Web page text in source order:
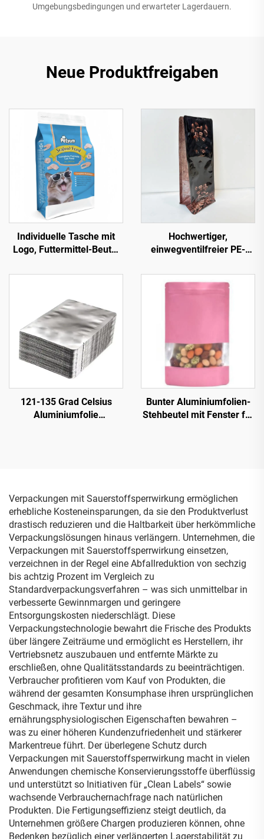
Umgebungsbedingungen und erwarteter Lagerdauern.
Neue Produktfreigaben
Individuelle Tasche mit
Logo, Futtermittel-Beutel
Verschluss,
Fenster für
Hundefutterverpackung
Hochwertiger,
einwegventilfreier PE-
Beutel für Kaffee in Bulk
mit Ventil und Logo
121-135 Grad Celsius
Aluminiumfolie
Bunter Aluminiumfolien-
Stehbeutel mit Fenster für
Verpackungen mit Sauerstoffsperrwirkung ermöglichen
erhebliche Kosteneinsparungen, da sie den Produktverlust
drastisch reduzieren und die Haltbarkeit über herkömmliche
Verpackungslösungen hinaus verlängern. Unternehmen, die
Verpackungen mit Sauerstoffsperrwirkung einsetzen,
verzeichnen in der Regel eine Abfallreduktion von sechzig
bis achtzig Prozent im Vergleich zu
Standardverpackungsverfahren – was sich unmittelbar in
verbesserte Gewinnmargen und geringere
Entsorgungskosten niederschlägt. Diese
Verpackungstechnologie bewahrt die Frische des Produkts
über längere Zeiträume und ermöglicht es Herstellern, ihr
Vertriebsnetz auszubauen und entfernte Märkte zu
erschließen, ohne Qualitätsstandards zu beeinträchtigen.
Verbraucher profitieren vom Kauf von Produkten, die
während der gesamten Konsumphase ihren ursprünglichen
Geschmack, ihre Textur und ihre
ernährungsphysiologischen Eigenschaften bewahren –
was zu einer höheren Kundenzufriedenheit und stärkerer
Markentreue führt. Der überlegene Schutz durch
Verpackungen mit Sauerstoffsperrwirkung macht in vielen
Anwendungen chemische Konservierungsstoffe überflüssig
und unterstützt so Initiativen für „Clean Labels“ sowie
wachsende Verbrauchernachfrage nach natürlichen
Produkten. Die Fertigungseffizienz steigt deutlich, da
Unternehmen größere Chargen produzieren können, ohne
Bedenken bezüglich einer verlängerten Lagerstabilität zu